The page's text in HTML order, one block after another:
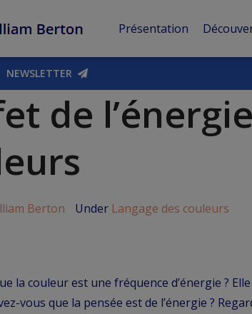
Présentation
NEWSLETTER
de
Berton Under Langage des couleurs
la couleur est une fréquence d’énergie ?
vous que la pensée est de l’énergie ?